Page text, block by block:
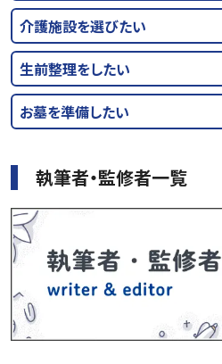
介護施設を選びたい
生前整理をしたい
お墓を準備したい
執筆者・監修者一覧